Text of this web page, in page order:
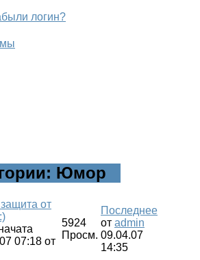
логин?
Юмор
от
07:18 от
5924
Просм.
Последнее
от admin
09.04.07
14:35